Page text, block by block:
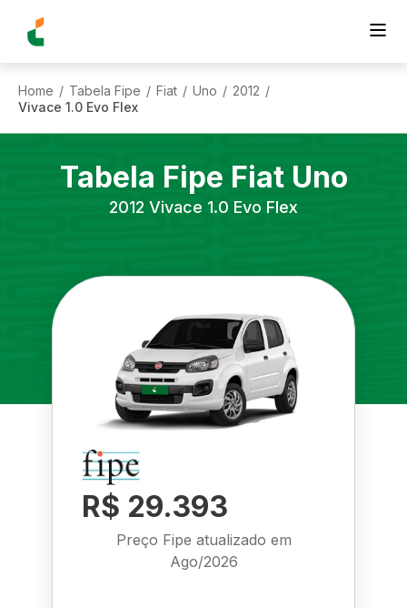
Home / Tabela Fipe / Fiat / Uno / 2012 /
Vivace 1.0 Evo Flex
Tabela Fipe Fiat Uno
2012 Vivace 1.0 Evo Flex
R$ 29.393
Preço Fipe atualizado em
Ago/2026